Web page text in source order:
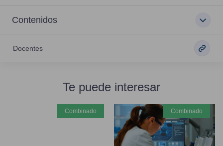
Contenidos
Docentes
Te puede interesar
combinado combinado